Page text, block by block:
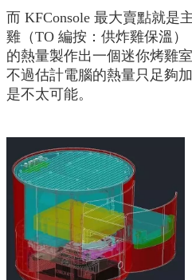
而 KFConsole 最大賣點就是
雞（TO 編按：供炸雞保溫
的熱量製作出一個迷你烤雞室
不過估計電腦的熱量只足夠
是不太可能。